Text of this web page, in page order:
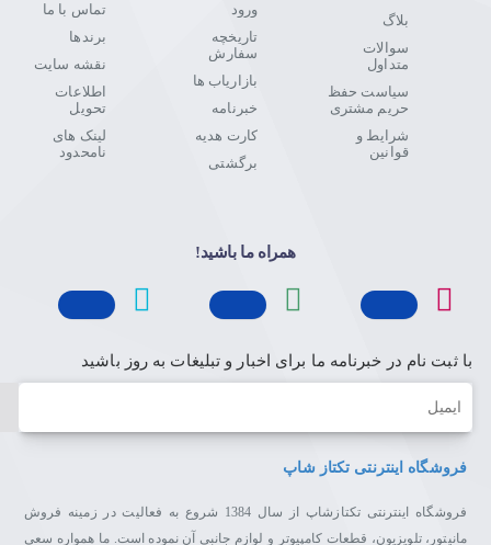
بلاگ
سوالات
متداول
سیاست حفظ
حریم مشتری
شرایط و
قوانین
ورود
تاریخچه
سفارش
بازاریاب ها
خبرنامه
کارت هدیه
برگشتی
تماس با ما
برندها
نقشه سایت
اطلاعات
تحویل
لینک های
نامحدود
همراه ما باشید!
با ثبت نام در خبرنامه ما برای اخبار و تبلیغات به روز باشید
ایمیل
فروشگاه اینترنتی تکتاز شاپ
فروشگاه اینترنتی تکتازشاپ از سال 1384 شروع به فعالیت در زمینه فروش
مانیتور، تلویزیون، قطعات کامپیوتر و لوازم جانبی آن نموده است. ما همواره سعی